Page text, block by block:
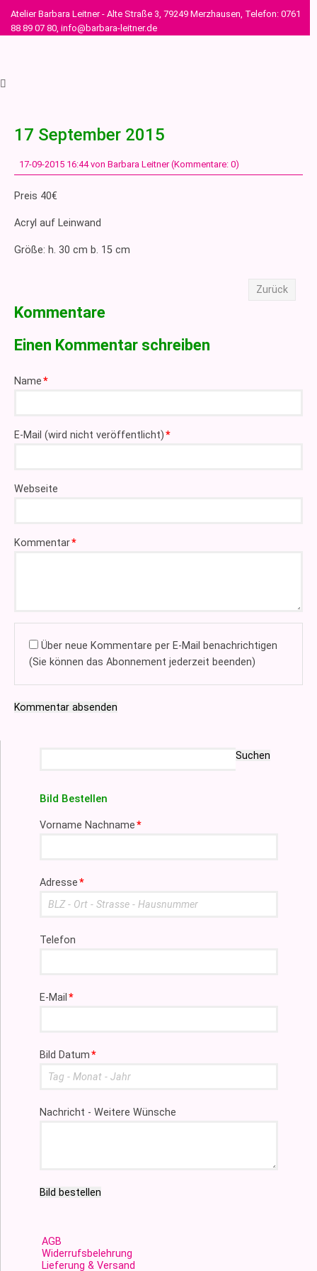
Atelier Barbara Leitner - Alte Straße 3, 79249 Merzhausen, Telefon: 0761
88 89 07 80, info@barbara-leitner.de
17 September 2015
17-09-2015 16:44von Barbara Leitner (Kommentare: 0)
Preis 40€
Acryl auf Leinwand
Größe: h. 30 cm b. 15 cm
Zurück
Kommentare
Einen Kommentar schreiben
Pflichtfeld
Name*
Pflichtfeld
E-Mail (wird nicht veröffentlicht)*
Webseite
Pflichtfeld
Kommentar*
Über neue Kommentare per E-Mail benachrichtigen
(Sie können das Abonnement jederzeit beenden)
Kommentar absenden
Suchen
Bild Bestellen
Pflichtfeld
Vorname Nachname*
Pflichtfeld
Adresse*
Telefon
Pflichtfeld
E-Mail*
Pflichtfeld
Bild Datum*
Nachricht - Weitere Wünsche
Bild bestellen
AGB
Widerrufsbelehrung
Lieferung & Versand